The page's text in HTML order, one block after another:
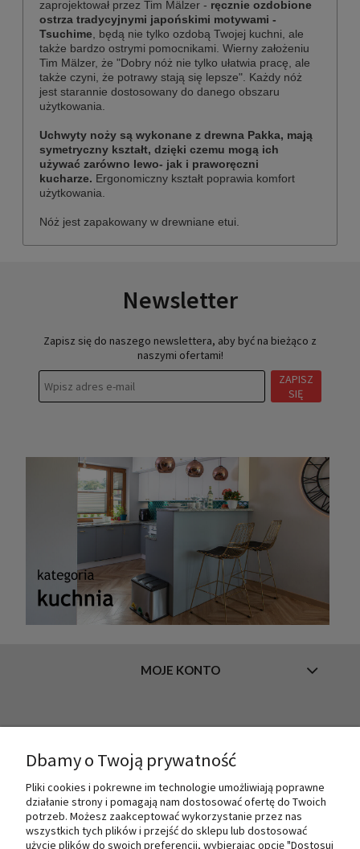
zaprojektował przez Tim Mälzer - ręcznie ozdobione
ostrza tradycyjnymi japońskimi motywami -
Tsuchime , będą nie tylko ozdobą Twojej kuchni, ale
także bardzo ostrymi pomocnikami. Wierny założeniu
Tim Mälzer, że "Dobry nóż ​​nie tylko ułatwia pracę, ale
także czyni, że potrawy stają się lepsze". Każdy nóż
jest starannie dostosowany do danego obszaru
użytkowania.
Uchwyty noży są wykonane z drewna Pakka, mają
symetryczny kształt, dzięki czemu mogą ich
używać zarówno lewo- jak i praworęczni
kucharze. Ergonomiczny kształt poprawia komfort
użytkowania.
Nóż jest zapakowany w drewniane etui.
Newsletter
Zapisz się do naszego newslettera, aby być na bieżąco z
naszymi ofertami!
ZAPISZ
SIĘ
MOJE KONTO
O NAS
Dbamy o Twoją prywatność
Pliki cookies i pokrewne im technologie umożliwiają poprawne
działanie strony i pomagają nam dostosować ofertę do Twoich
potrzeb. Możesz zaakceptować wykorzystanie przez nas
wszystkich tych plików i przejść do sklepu lub dostosować
użycie plików do swoich preferencji, wybierając opcję "Dostosuj